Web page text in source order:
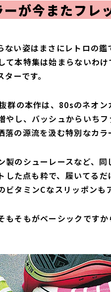
が今またフレ
い姿はまさにレトロの
本特集は始まらないわ
ーです。
群の本作は、80sのネオ
し、バッシュからいち
の源流を汲む特別なカラ
製のシューレースなど、
た点も粋で、履いてる
タミンCなスリッポンも
そもがベーシックですか